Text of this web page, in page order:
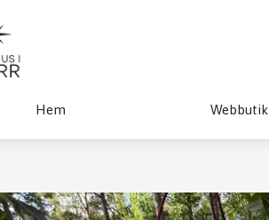
Hem Webbutik